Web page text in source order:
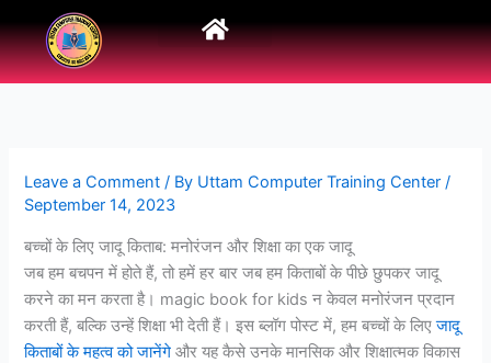
to
content
Leave a Comment / By Uttam Computer Training Center/
September 14, 2023
बच्चों के लिए जादू किताब: मनोरंजन और शिक्षा का एक जादू
जब हम बचपन में होते हैं, तो हमें हर बार जब हम किताबों के पीछे छुपकर जादू
करने का मन करता है। magic book for kids न केवल मनोरंजन प्रदान
करती हैं, बल्कि उन्हें शिक्षा भी देती हैं। इस ब्लॉग पोस्ट में, हम बच्चों के लिएजादू
किताबों के महत्व को जानेंगे और यह कैसे उनके मानसिक और शिक्षात्मक विकास